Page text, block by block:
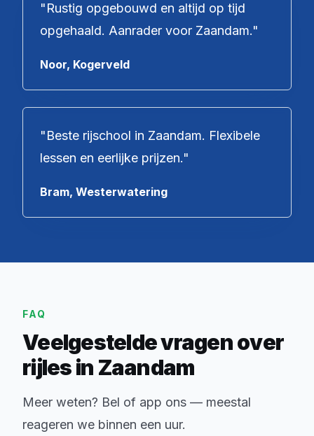
"Rustig opgebouwd en altijd op tijd
opgehaald. Aanrader voor Zaandam."
Noor, Kogerveld
"Beste rijschool in Zaandam. Flexibele
lessen en eerlijke prijzen."
Bram, Westerwatering
FAQ
Veelgestelde vragen over
rijles in Zaandam
Meer weten? Bel of app ons — meestal
reageren we binnen een uur.